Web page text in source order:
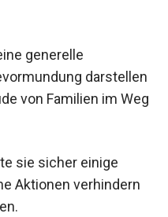
generelle
darstellen
von Familien im Weg
sie sicher einige
Aktionen verhindern